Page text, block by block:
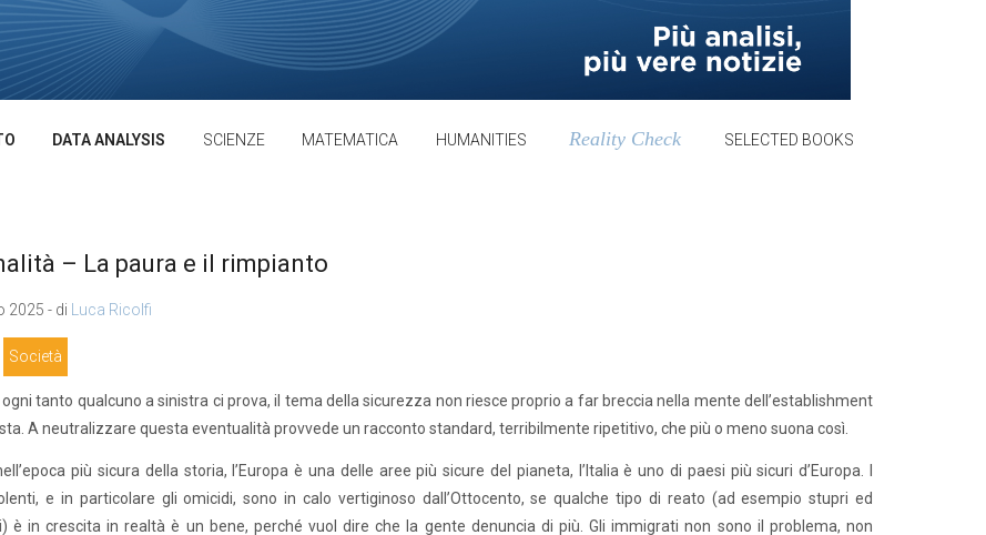
DATA ANALYSIS SCIENZE MATEMATICA HUMANITIES Reality Check SELECTED BOOKS
– La paura e il rimpianto
2025 - di Luca Ricolfi
Società
tanto qualcuno a sinistra ci prova, il tema della sicurezza non riesce proprio a far breccia nella mente dell’establishment
A neutralizzare questa eventualità provvede un racconto standard, terribilmente ripetitivo, che più o meno suona così.
più sicura della storia, l’Europa è una delle aree più sicure del pianeta, l’Italia è uno di paesi più sicuri d’Europa. I
e in particolare gli omicidi, sono in calo vertiginoso dall’Ottocento, se qualche tipo di reato (ad esempio stupri ed
è in crescita in realtà è un bene, perché vuol dire che la gente denuncia di più. Gli immigrati non sono il problema, non